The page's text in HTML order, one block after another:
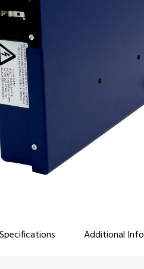
Specifications Additional Info